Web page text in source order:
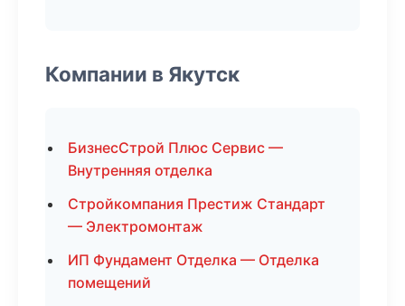
Компании в Якутск
БизнесСтрой Плюс Сервис —
Внутренняя отделка
Стройкомпания Престиж Стандарт
— Электромонтаж
ИП Фундамент Отделка — Отделка
помещений